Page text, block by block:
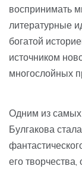
воспринимать
литературные
богатой
источником
многослойных
Одним из
Булгакова
его